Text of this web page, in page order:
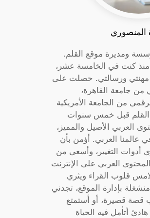
المنصوري
ومديرة موقع القلم.
منذ كنت في الخامسة عشر،
ورسالتي. حصلت على
من جامعة القاهرة،
من الجامعة الأمريكية
قبل خمس سنوات
العربي الأصيل والمميز،
عالمنا العربي. أؤمن بأن
أدوات التغيير، وأسعى من
العربي على الإنترنت
قلوب القراء ويثري
بإدارة الموقع، تجدني
قصة قصيرة، أو أستمتع
أتأمل فيه الحياة